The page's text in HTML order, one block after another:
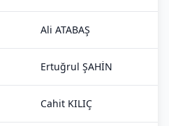
Ali ATABAŞ
Ertuğrul ŞAHİN
Cahit KILIÇ